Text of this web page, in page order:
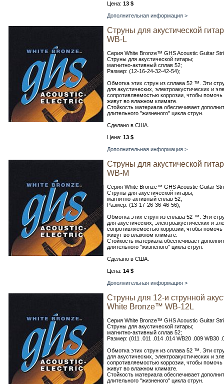
Цена: 13 $
Дополнительная информация >
Струны для акустической
WB-L
Серия White Bronze™ GHS Acoustic Guitar
Струны для акустической гитары;
магнитно-активный сплав 52;
Размер: (12-16-24-32-42-54);
Обмотка этих струн из сплава 52 ™. Эти
для акустических, электроакустических и
сопротивляемостью коррозии, чтобы
живут во влажном климате.
Стойкость материала обеспечивает
длительного "жизненого" цикла струн.
Сделано в США.
Цена: 13 $
Дополнительная информация >
Струны для акустической
WB-M
Серия White Bronze™ GHS Acoustic Guitar
Струны для акустической гитары;
магнитно-активный сплав 52;
Размер: (13-17-26-36-46-56);
Обмотка этих струн из сплава 52 ™. Эти
для акустических, электроакустических и
сопротивляемостью коррозии, чтобы
живут во влажном климате.
Стойкость материала обеспечивает
длительного "жизненого" цикла струн.
Сделано в США.
Цена: 14 $
Дополнительная информация >
Струны для 12-и струнной
White Bronze™ WB-12L
Серия White Bronze™ GHS Acoustic Guitar
Струны для акустической гитары;
магнитно-активный сплав 52;
Размер: (011 .011 .014 .014 WB20 .009 WB30
Обмотка этих струн из сплава 52 ™. Эти
для акустических, электроакустических и
сопротивляемостью коррозии, чтобы
живут во влажном климате.
Стойкость материала обеспечивает
длительного "жизненого" цикла струн.